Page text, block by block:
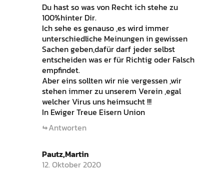
Du hast so was von Recht ich stehe zu
100%hinter Dir.
Ich sehe es genauso ,es wird immer
unterschiedliche Meinungen in gewissen
Sachen geben,dafür darf jeder selbst
entscheiden was er für Richtig oder Falsch
empfindet.
Aber eins sollten wir nie vergessen ,wir
stehen immer zu unserem Verein ,egal
welcher Virus uns heimsucht !!!
In Ewiger Treue Eisern Union
Antworten
Pautz,Martin
12. Oktober 2020